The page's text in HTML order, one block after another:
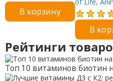
вкусом натуральных
фруктов, 500 мг, 30
В корзину
Parade,
пастилки
для детей,
мандарина,
пастилок
животных
В
Рейтинги
Топ 10 витаминов биотин